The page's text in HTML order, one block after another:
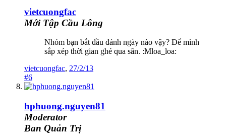
vietcuongfac
Mới Tập Cầu Lông
Nhóm bạn bắt đầu đánh ngày nào vậy? Để mình
sắp xép thời gian ghé qua sân. :Mloa_loa:
vietcuongfac, 27/2/13
#6
hphuong.nguyen81
Moderator
Ban Quản Trị